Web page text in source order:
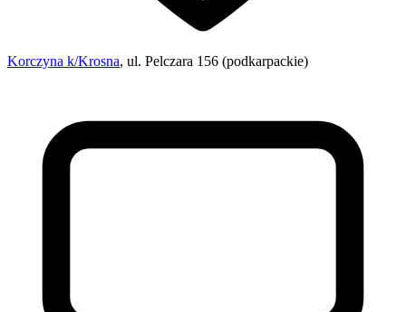
Korczyna k/Krosna, ul. Pelczara 156 (podkarpackie)